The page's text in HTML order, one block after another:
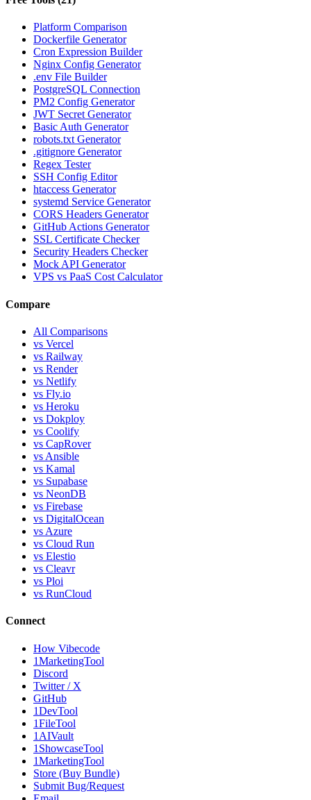
Platform Comparison
Dockerfile Generator
Cron Expression Builder
Nginx Config Generator
.env File Builder
PostgreSQL Connection
PM2 Config Generator
JWT Secret Generator
Basic Auth Generator
robots.txt Generator
.gitignore Generator
Regex Tester
SSH Config Editor
htaccess Generator
systemd Service Generator
CORS Headers Generator
GitHub Actions Generator
SSL Certificate Checker
Security Headers Checker
Mock API Generator
VPS vs PaaS Cost Calculator
Compare
All Comparisons
vs Vercel
vs Railway
vs Render
vs Netlify
vs Fly.io
vs Heroku
vs Dokploy
vs Coolify
vs CapRover
vs Ansible
vs Kamal
vs Supabase
vs NeonDB
vs Firebase
vs DigitalOcean
vs Azure
vs Cloud Run
vs Elestio
vs Cleavr
vs Ploi
vs RunCloud
Connect
How Vibecode
1MarketingTool
Discord
Twitter / X
GitHub
1DevTool
1FileTool
1AIVault
1ShowcaseTool
1MarketingTool
Store (Buy Bundle)
Submit Bug/Request